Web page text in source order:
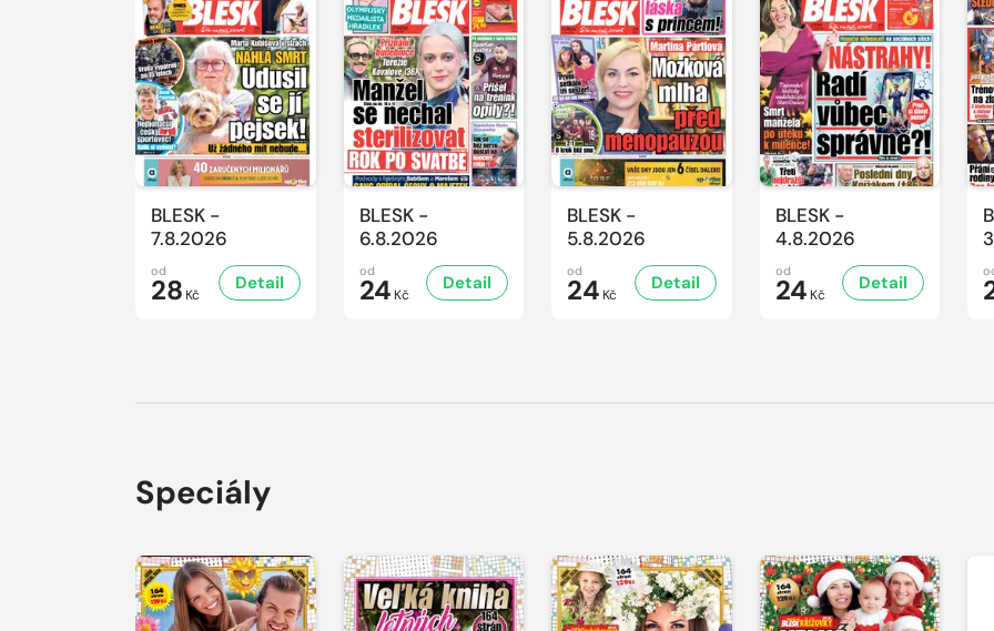
BLESK -
7.8.2026
od
28 Kč
Detail
BLESK -
6.8.2026
od
24 Kč
Detail
BLESK -
5.8.2026
od
24 Kč
Detail
BLESK -
4.8.2026
od
24 Kč
Detail
Speciály